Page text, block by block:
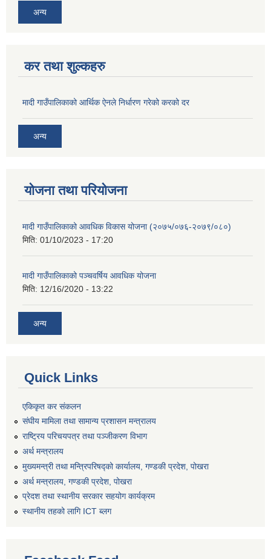
अन्य
कर तथा शुल्कहरु
मादी गाउँपालिकाको आर्थिक ऐनले निर्धारण गरेको करको दर
अन्य
योजना तथा परियोजना
मादी गाउँपालिकाको आवधिक विकास योजना (२०७५/०७६-२०७९/०८०)
मिति: 01/10/2023 - 17:20
मादी गाउँपालिकाको पञ्चवर्षिय आवधिक योजना
मिति: 12/16/2020 - 13:22
अन्य
Quick Links
एकिकृत कर संकलन
संघीय मामिला तथा सामान्य प्रशासन मन्त्रालय
राष्ट्रिय परिचयपत्र तथा पञ्जीकरण विभाग
अर्थ मन्त्रालय
मुख्यमन्त्री तथा मन्त्रिपरिषद्को कार्यालय, गण्डकी प्रदेश, पोखरा
अर्थ मन्त्रालय, गण्डकी प्रदेश, पोखरा
प्रेदश तथा स्थानीय सरकार सहयोग कार्यक्रम
स्थानीय तहको लागि ICT ब्लग